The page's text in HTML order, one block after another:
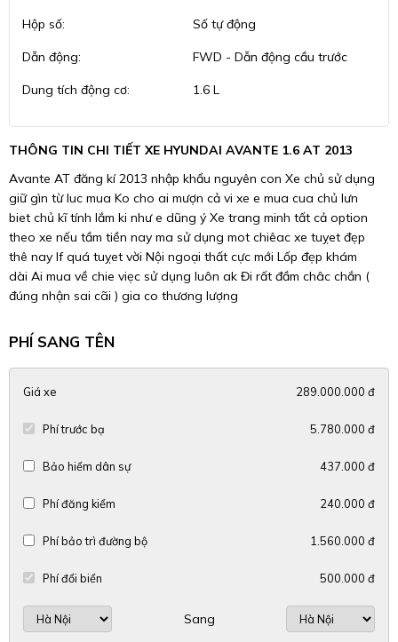
Hộp số: Số tự động
Dẫn động: FWD - Dẫn động cầu trước
Dung tích động cơ: 1.6 L
THÔNG TIN CHI TIẾT XE HYUNDAI AVANTE 1.6 AT 2013
Avante AT đăng kí 2013 nhập khẩu nguyên con Xe chủ sử dụng
giữ gìn từ luc mua Ko cho ai mượn cả vi xe e mua cua chủ lưn
biet chủ kĩ tính lắm ki như e dũng ý Xe trang minh tất cả option
theo xe nếu tầm tiền nay ma sử dụng mot chiêac xe tuỵet đẹp
thê nay lf quá tuỵet vời Nội ngoại thất cực mới Lốp đẹp khám
dài Ai mua về chie viẹc sử dụng luôn ak Đi rất đầm châc chắn (
đúng nhận sai cãi ) gia co thương lượng
PHÍ SANG TÊN
Giá xe 289.000.000 đ
Phí trước bạ 5.780.000 đ
Bảo hiểm dân sự 437.000 đ
Phí đăng kiểm 240.000 đ
Phí bảo trì đường bộ 1.560.000 đ
Phí đổi biển 500.000 đ
Sang